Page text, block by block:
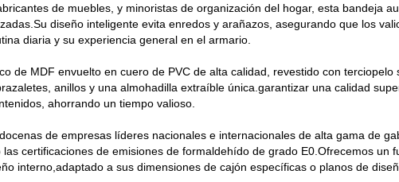
de muebles, y minoristas de organización del hogar, esta bandeja
diseño inteligente evita enredos y arañazos, asegurando que los
diaria y su experiencia general en el armario.
de MDF envuelto en cuero de PVC de alta calidad, revestido con
anillos y una almohadilla extraíble única.garantizar una calidad
ahorrando un tiempo valioso.
de empresas líderes nacionales e internacionales de alta gama de
certificaciones de emisiones de formaldehído de grado E0.Ofrecemos un
interno,adaptado a sus dimensiones de cajón específicas o planos de